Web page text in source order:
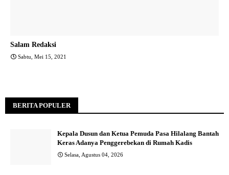
Salam Redaksi
Sabtu, Mei 15, 2021
BERITA POPULER
Kepala Dusun dan Ketua Pemuda Pasa Hilalang Bantah
Keras Adanya Penggerebekan di Rumah Kadis
Selasa, Agustus 04, 2026